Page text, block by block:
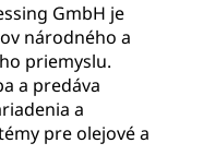
GmbH je
národného a
priemyslu.
a predáva
a
pre olejové a